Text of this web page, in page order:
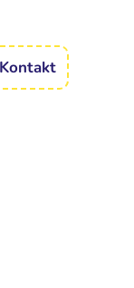
Kontakt